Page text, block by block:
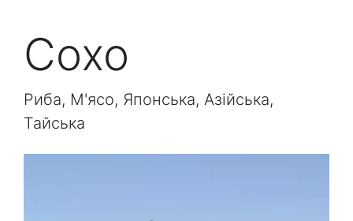
Сохо
Риба, М'ясо, Японська, Азійська,
Тайська